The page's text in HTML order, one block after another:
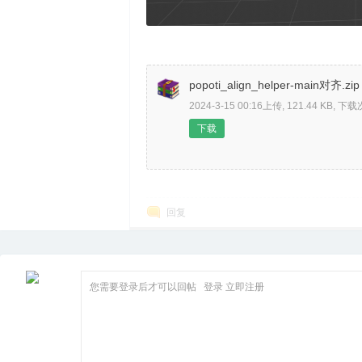
popoti_align_helper-main对齐.zip
2024-3-15 00:16上传, 121.44 KB, 下载
下载
回复
您需要登录后才可以回帖 登录 立即注册